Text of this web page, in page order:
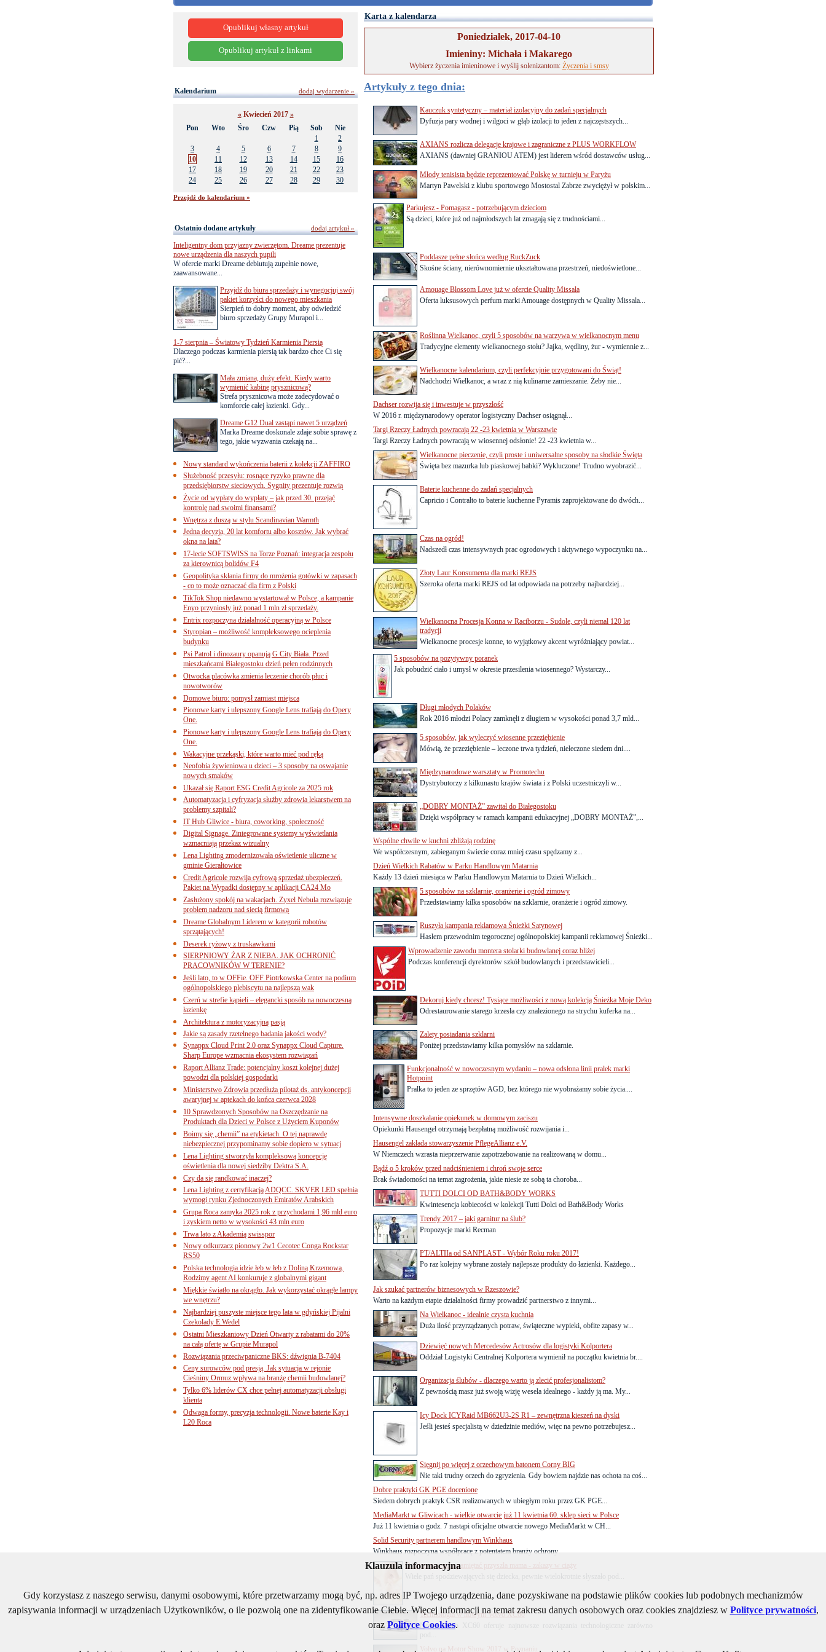
Karta z kalendarza
Poniedziałek, 2017-04-10
Imieniny: Michała i Makarego
Wybierz życzenia imieninowe i wyślij solenizantom: Życzenia i smsy
Artykuły z tego dnia:
Kauczuk syntetyczny – materiał izolacyjny do zadań specjalnych
Dyfuzja pary wodnej i wilgoci w głąb izolacji to jeden z najczęstszych...
AXIANS rozlicza delegacje krajowe i zagraniczne z PLUS WORKFLOW
AXIANS (dawniej GRANIOU ATEM) jest liderem wśród dostawców usług...
Młody tenisista będzie reprezentować Polskę w turnieju w Paryżu
Martyn Pawelski z klubu sportowego Mostostal Zabrze zwyciężył w polskim...
Parkujesz - Pomagasz - potrzebującym dzieciom
Są dzieci, które już od najmłodszych lat zmagają się z trudnościami...
Poddasze pełne słońca według RuckZuck
Skośne ściany, nierównomiernie ukształtowana przestrzeń, niedoświetlone...
Amouage Blossom Love już w ofercie Quality Missala
Oferta luksusowych perfum marki Amouage dostępnych w Quality Missala...
Roślinna Wielkanoc, czyli 5 sposobów na warzywa w wielkanocnym menu
Tradycyjne elementy wielkanocnego stołu? Jajka, wędliny, żur - wymiennie z...
Wielkanocne kalendarium, czyli perfekcyjnie przygotowani do Świąt!
Nadchodzi Wielkanoc, a wraz z nią kulinarne zamieszanie. Żeby nie...
Dachser rozwija się i inwestuje w przyszłość
W 2016 r. międzynarodowy operator logistyczny Dachser osiągnął...
Targi Rzeczy Ładnych powracają 22 -23 kwietnia w Warszawie
Targi Rzeczy Ładnych powracają w wiosennej odsłonie! 22 -23 kwietnia w...
Wielkanocne pieczenie, czyli proste i uniwersalne sposoby na słodkie Święta
Święta bez mazurka lub piaskowej babki? Wykluczone! Trudno wyobrazić...
Baterie kuchenne do zadań specjalnych
Capricio i Contralto to baterie kuchenne Pyramis zaprojektowane do dwóch...
Czas na ogród!
Nadszedł czas intensywnych prac ogrodowych i aktywnego wypoczynku na...
Złoty Laur Konsumenta dla marki REJS
Szeroka oferta marki REJS od lat odpowiada na potrzeby najbardziej...
Wielkanocna Procesja Konna w Raciborzu - Sudole, czyli niemal 120 lat
tradycji
Wielkanocne procesje konne, to wyjątkowy akcent wyróżniający powiat...
5 sposobów na pozytywny poranek
Jak pobudzić ciało i umysł w okresie przesilenia wiosennego? Wystarczy...
Długi młodych Polaków
Rok 2016 młodzi Polacy zamknęli z długiem w wysokości ponad 3,7 mld...
5 sposobów, jak wyleczyć wiosenne przeziębienie
Mówią, że przeziębienie – leczone trwa tydzień, nieleczone siedem dni....
Międzynarodowe warsztaty w Promotechu
Dystrybutorzy z kilkunastu krajów świata i z Polski uczestniczyli w...
„DOBRY MONTAŻ” zawitał do Białegostoku
Dzięki współpracy w ramach kampanii edukacyjnej „DOBRY MONTAŻ”,...
Wspólne chwile w kuchni zbliżają rodzinę
We współczesnym, zabieganym świecie coraz mniej czasu spędzamy z...
Dzień Wielkich Rabatów w Parku Handlowym Matarnia
Każdy 13 dzień miesiąca w Parku Handlowym Matarnia to Dzień Wielkich...
5 sposobów na szklarnie, oranżerie i ogród zimowy
Przedstawiamy kilka sposobów na szklarnie, oranżerie i ogród zimowy.
Ruszyła kampania reklamowa Śnieżki Satynowej
Hasłem przewodnim tegorocznej ogólnopolskiej kampanii reklamowej Śnieżki...
Wprowadzenie zawodu montera stolarki budowlanej coraz bliżej
Podczas konferencji dyrektorów szkół budowlanych i przedstawicieli...
Dekoruj kiedy chcesz! Tysiące możliwości z nową kolekcją Śnieżka Moje Deko
Odrestaurowanie starego krzesła czy znalezionego na strychu kuferka na...
Zalety posiadania szklarni
Poniżej przedstawiamy kilka pomysłów na szklarnie.
Funkcjonalność w nowoczesnym wydaniu – nowa odsłona linii pralek marki
Hotpoint
Pralka to jeden ze sprzętów AGD, bez którego nie wyobrażamy sobie życia....
Intensywne doszkalanie opiekunek w domowym zaciszu
Opiekunki Hausengel otrzymają bezpłatną możliwość rozwijania i...
Hausengel zakłada stowarzyszenie PflegeAllianz e.V.
W Niemczech wzrasta nieprzerwanie zapotrzebowanie na realizowaną w domu...
Bądź o 5 kroków przed nadciśnieniem i chroń swoje serce
Brak świadomości na temat zagrożenia, jakie niesie ze sobą ta choroba...
TUTTI DOLCI OD BATH&BODY WORKS
Kwintesencja kobiecości w kolekcji Tutti Dolci od Bath&Body Works
Trendy 2017 – jaki garnitur na ślub?
Propozycje marki Recman
PT/ALTIIa od SANPLAST - Wybór Roku roku 2017!
Po raz kolejny wybrane zostały najlepsze produkty do łazienki. Każdego...
Jak szukać partnerów biznesowych w Rzeszowie?
Warto na każdym etapie działalności firmy prowadzić partnerstwo z innymi...
Na Wielkanoc - idealnie czysta kuchnia
Duża ilość przyrządzanych potraw, świąteczne wypieki, obfite zapasy w...
Dziewięć nowych Mercedesów Actrosów dla logistyki Kolportera
Oddział Logistyki Centralnej Kolportera wymienił na początku kwietnia br....
Organizacja ślubów - dlaczego warto ją zlecić profesjonalistom?
Z pewnością masz już swoją wizję wesela idealnego - każdy ją ma. My...
Icy Dock ICYRaid MB662U3-2S R1 – zewnętrzna kieszeń na dyski
Jeśli jesteś specjalistą w dziedzinie mediów, więc na pewno potrzebujesz...
Sięgnij po więcej z orzechowym batonem Corny BIG
Nie taki trudny orzech do zgryzienia. Gdy bowiem najdzie nas ochota na coś...
Dobre praktyki GK PGE docenione
Siedem dobrych praktyk CSR realizowanych w ubiegłym roku przez GK PGE...
MediaMarkt w Gliwicach - wielkie otwarcie już 11 kwietnia 60. sklep sieci w Polsce
Już 11 kwietnia o godz. 7 nastąpi oficjalne otwarcie nowego MediaMarkt w CH...
Solid Security partnerem handlowym Winkhaus
Winkhaus rozpoczyna współpracę z potentatem branży ochrony
O czym powinna pamiętać przyszła mama - zakazy w ciąży
Technologia w nowym Volvo XC60
Nowe Volvo XC60 oferuje najnowsze rozwiązania technologiczne zarówno
Volvo na Motor Show 2017 w Poznaniu
Opublikuj własny artykuł
Opublikuj artykuł z linkami
Kalendarium
«Kwiecień 2017 »
Pon
Wto Śro Czw Pią Sob
Nie
1
2
3
4 5 6 7 8
9
10
11 12 13 14 15
16
17
18 19 20 21 22
23
24
25 26 27 28 29 30
Przejdź do kalendarium »
dodaj wydarzenie »
Ostatnio dodane artykuły
Inteligentny dom przyjazny zwierzętom. Dreame prezentuje
nowe urządzenia dla naszych pupili
W ofercie marki Dreame debiutują zupełnie nowe,
zaawansowane...
Przyjdź do biura sprzedaży i wynegocjuj swój
pakiet korzyści do nowego mieszkania
Sierpień to dobry moment, aby odwiedzić
biuro sprzedaży Grupy Murapol i...
1-7 sierpnia – Światowy Tydzień Karmienia Piersią
Dlaczego podczas karmienia piersią tak bardzo chce Ci się
pić?...
Mała zmiana, duży efekt. Kiedy warto
wymienić kabinę prysznicową?
Strefa prysznicowa może zadecydować o
komforcie całej łazienki. Gdy...
Dreame G12 Dual zastąpi nawet 5 urządzeń
Marka Dreame doskonale zdaje sobie sprawę z
tego, jakie wyzwania czekają na...
Nowy standard wykończenia baterii z kolekcji ZAFFIRO
Służebność przesyłu: rosnące ryzyko prawne dla
przedsiębiorstw sieciowych. Sygnity prezentuje rozwią
Życie od wypłaty do wypłaty – jak przed 30. przejąć
kontrolę nad swoimi finansami?
Wnętrza z duszą w stylu Scandinavian Warmth
Jedna decyzja, 20 lat komfortu albo kosztów. Jak wybrać
okna na lata?
17-lecie SOFTSWISS na Torze Poznań: integracja zespołu
za kierownicą bolidów F4
Geopolityka skłania firmy do mrożenia gotówki w zapasach
- co to może oznaczać dla firm z Polski
TikTok Shop niedawno wystartował w Polsce, a kampanie
Enyo przyniosły już ponad 1 mln zł sprzedaży.
Entrix rozpoczyna działalność operacyjną w Polsce
Styropian – możliwość kompleksowego ocieplenia
budynku
Psi Patrol i dinozaury opanują G City Biała. Przed
mieszkańcami Białegostoku dzień pełen rodzinnych
Otwocka placówka zmienia leczenie chorób płuc i
nowotworów
Domowe biuro: pomysł zamiast miejsca
Pionowe karty i ulepszony Google Lens trafiają do Opery
One.
Pionowe karty i ulepszony Google Lens trafiają do Opery
One.
Wakacyjne przekąski, które warto mieć pod ręką
Neofobia żywieniowa u dzieci – 3 sposoby na oswajanie
nowych smaków
Ukazał się Raport ESG Credit Agricole za 2025 rok
Automatyzacja i cyfryzacja służby zdrowia lekarstwem na
problemy szpitali?
IT Hub Gliwice - biura, coworking, społeczność
Digital Signage. Zintegrowane systemy wyświetlania
wzmacniają przekaz wizualny
Lena Lighting zmodernizowała oświetlenie uliczne w
gminie Gierałtowice
Credit Agricole rozwija cyfrową sprzedaż ubezpieczeń.
Pakiet na Wypadki dostępny w aplikacji CA24 Mo
Zasłużony spokój na wakacjach. Zyxel Nebula rozwiązuje
problem nadzoru nad siecią firmową
Dreame Globalnym Liderem w kategorii robotów
sprzątających!
Deserek ryżowy z truskawkami
SIERPNIOWY ŻAR Z NIEBA. JAK OCHRONIĆ
PRACOWNIKÓW W TERENIE?
Jeśli lato, to w OFFie. OFF Piotrkowska Center na podium
ogólnopolskiego plebiscytu na najlepszą wak
Czerń w strefie kąpieli – elegancki sposób na nowoczesną
łazienkę
Architektura z motoryzacyjną pasją
Jakie są zasady rzetelnego badania jakości wody?
Synappx Cloud Print 2.0 oraz Synappx Cloud Capture.
Sharp Europe wzmacnia ekosystem rozwiązań
Raport Allianz Trade: potencjalny koszt kolejnej dużej
powodzi dla polskiej gospodarki
Ministerstwo Zdrowia przedłuża pilotaż ds. antykoncepcji
awaryjnej w aptekach do końca czerwca 2028
10 Sprawdzonych Sposobów na Oszczędzanie na
Produktach dla Dzieci w Polsce z Użyciem Kuponów
Boimy się „chemii” na etykietach. O tej naprawdę
niebezpiecznej przypominamy sobie dopiero w sytuacj
Lena Lighting stworzyła kompleksową koncepcję
oświetlenia dla nowej siedziby Dektra S.A.
Czy da się randkować inaczej?
Lena Lighting z certyfikacją ADQCC. SKVER LED spełnia
wymogi rynku Zjednoczonych Emiratów Arabskich
Grupa Roca zamyka 2025 rok z przychodami 1,96 mld euro
i zyskiem netto w wysokości 43 mln euro
Trwa lato z Akademią swisspor
Nowy odkurzacz pionowy 2w1 Cecotec Conga Rockstar
RS50
Polska technologia idzie łeb w łeb z Doliną Krzemową.
Rodzimy agent AI konkuruje z globalnymi gigant
Miękkie światło na okrągło. Jak wykorzystać okrągłe lampy
we wnętrzu?
Najbardziej puszyste miejsce tego lata w gdyńskiej Pijalni
Czekolady E.Wedel
Ostatni Mieszkaniowy Dzień Otwarty z rabatami do 20%
na całą ofertę w Grupie Murapol
Rozwiązania przeciwpaniczne BKS: dźwignia B-7404
Ceny surowców pod presją. Jak sytuacja w rejonie
Cieśniny Ormuz wpływa na branżę chemii budowlanej?
Tylko 6% liderów CX chce pełnej automatyzacji obsługi
klienta
Odwaga formy, precyzja technologii. Nowe baterie Kay i
L20 Roca
dodaj artykuł »
Klauzula informacyjna
Gdy korzystasz z naszego serwisu, danymi osobowymi, które przetwarzamy mogą być, np. adres IP Twojego urządzenia, dane pozyskiwane na podstawie plików cookies lub podobnych mechanizmów
zapisywania informacji w urządzeniach Użytkowników, o ile pozwolą one na zidentyfikowanie Ciebie. Więcej informacji na temat zakresu danych osobowych oraz cookies znajdziesz w Polityce prywatności,
oraz Polityce Cookies.